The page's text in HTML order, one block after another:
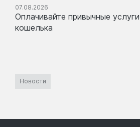
07.08.2026
Оплачивайте привычные
кошелька
Новости